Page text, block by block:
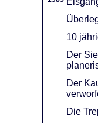
10
Der
Der
Die